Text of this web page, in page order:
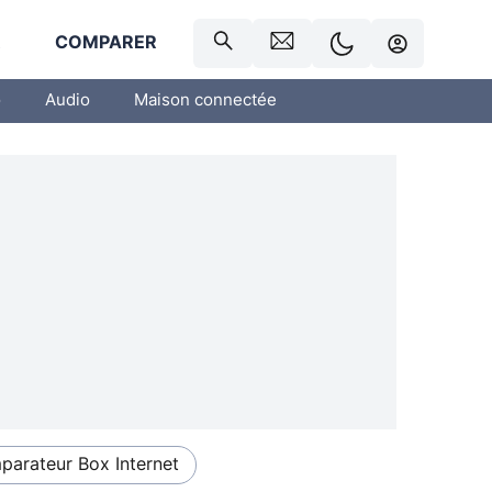
COMPARER
Audio Maison connectée
Box Internet